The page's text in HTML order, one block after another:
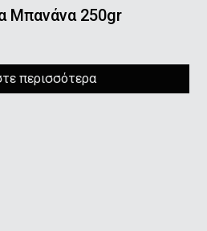
Μπανάνα 250gr
περισσότερα